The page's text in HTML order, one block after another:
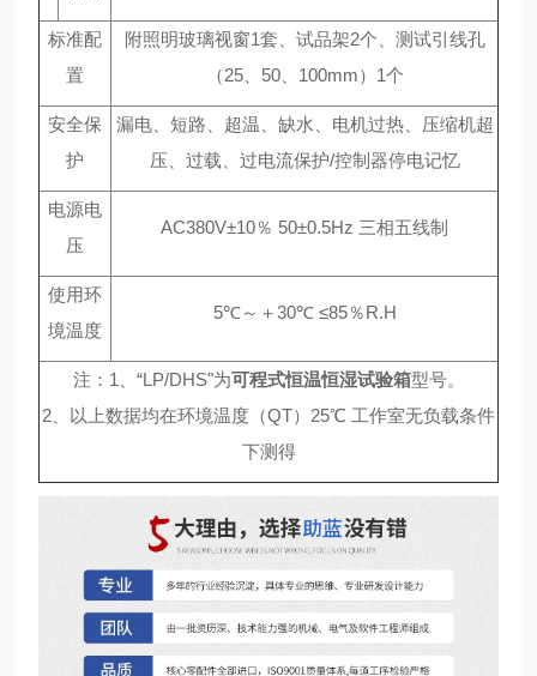
标准配
置
附照明玻璃视窗1套、试品架2个、测试引线孔
（25、50、100mm）1个
安全保
护
漏电、短路、超温、缺水、电机过热、压缩机超
压、过载、过电流保护/控制器停电记忆
电源电
压
AC380V±10％ 50±0.5Hz 三相五线制
使用环
境温度
5℃～＋30℃ ≤85％R.H
注：1、“LP/DHS"为可程式恒温恒湿试验箱型号。
2、以上数据均在环境温度（QT）25℃ 工作室无负载条件
下测得